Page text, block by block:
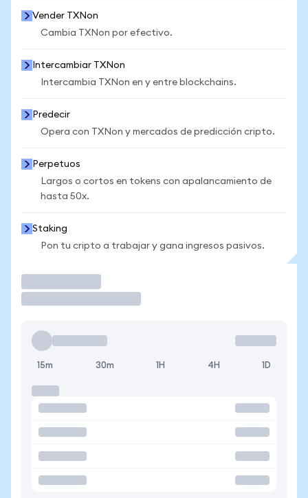
Vender TXNon
Cambia TXNon por efectivo.
Intercambiar TXNon
Intercambia TXNon en y entre blockchains.
Predecir
Opera con TXNon y mercados de predicción cripto.
Perpetuos
Largos o cortos en tokens con apalancamiento de
hasta 50x.
Staking
Pon tu cripto a trabajar y gana ingresos pasivos.
15m 30m 1H 4H 1D